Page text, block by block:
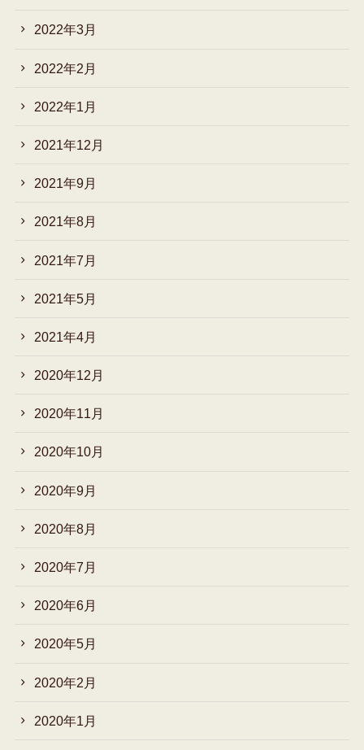
2022年3月
2022年2月
2022年1月
2021年12月
2021年9月
2021年8月
2021年7月
2021年5月
2021年4月
2020年12月
2020年11月
2020年10月
2020年9月
2020年8月
2020年7月
2020年6月
2020年5月
2020年2月
2020年1月